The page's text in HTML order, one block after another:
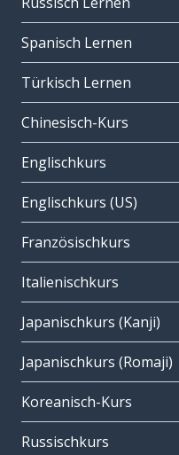
Spanisch Lernen
Türkisch Lernen
Chinesisch-Kurs
Englischkurs
Englischkurs (US)
Französischkurs
Italienischkurs
Japanischkurs (Kanji)
Japanischkurs (Romaji)
Koreanisch-Kurs
Russischkurs